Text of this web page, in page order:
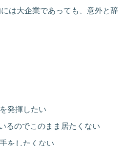
は大企業であっても、意外と辞
発揮したい
るのでこのまま居たくない
をしたくない